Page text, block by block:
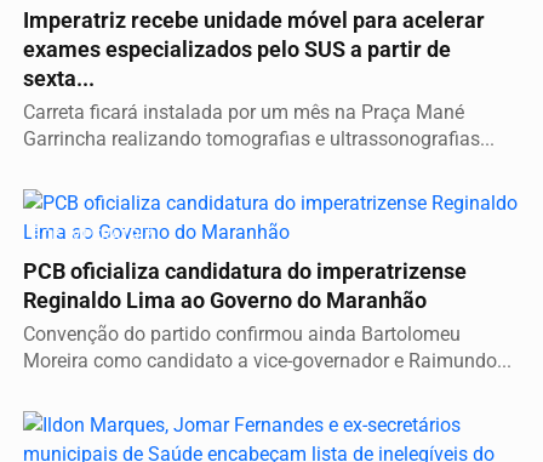
Imperatriz recebe unidade móvel para acelerar
exames especializados pelo SUS a partir de
sexta...
Carreta ficará instalada por um mês na Praça Mané
Garrincha realizando tomografias e ultrassonografias...
É DE IMPERATRIZ
PCB oficializa candidatura do imperatrizense
Reginaldo Lima ao Governo do Maranhão
Convenção do partido confirmou ainda Bartolomeu
Moreira como candidato a vice-governador e Raimundo...